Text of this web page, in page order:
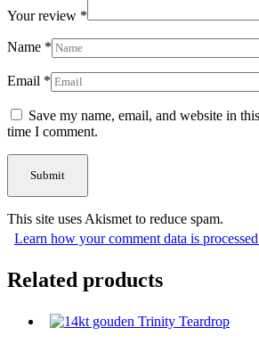
Your review *
Name *
Email *
Save my name, email, and website in
time I comment.
This site uses Akismet to reduce spam.
Learn how your comment data is
Related products